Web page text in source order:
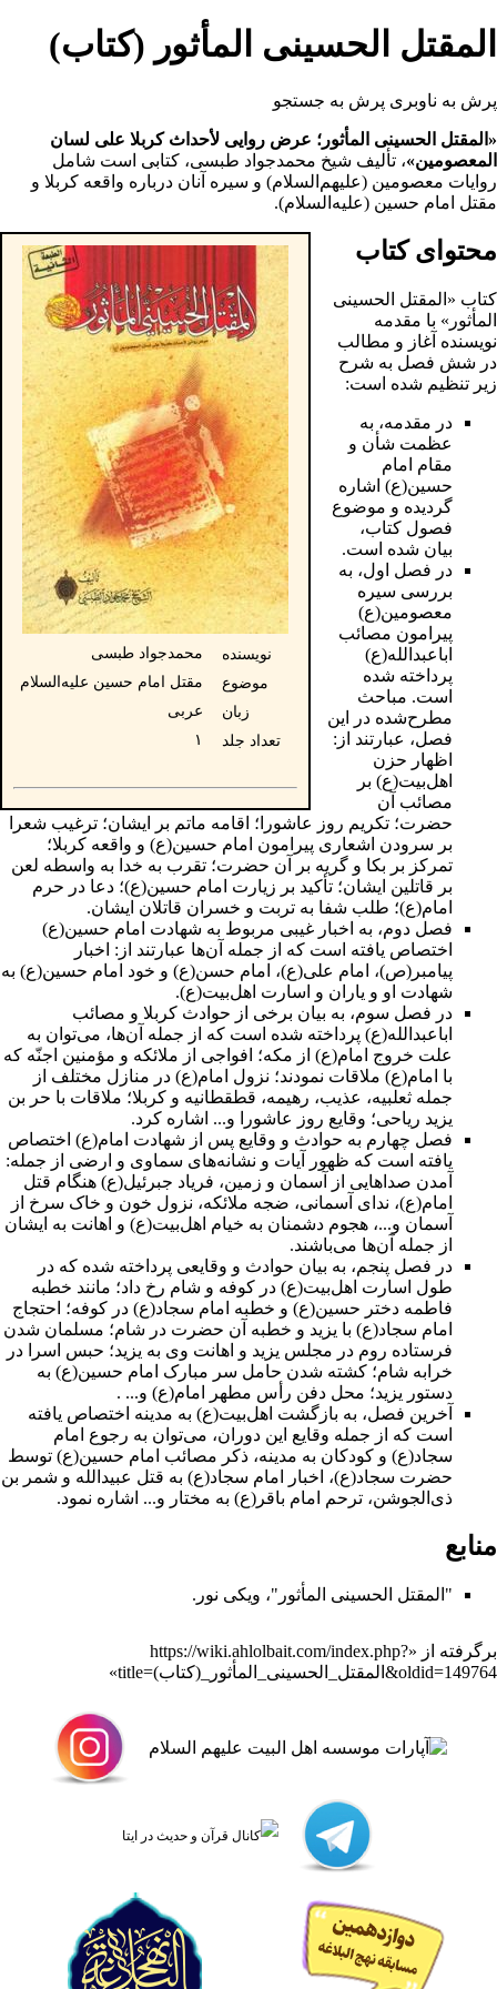
المقتل الحسینی المأثور (کتاب)
پرش به ناوبری پرش به جستجو
«المقتل الحسینی المأثور؛ عرض روایی لأحداث کربلا علی لسان
المعصومین»، تألیف شیخ محمدجواد طبسی، کتابی است شامل
روایات معصومین (علیهم‌السلام) و سیره آنان درباره واقعه کربلا و
مقتل امام حسین (علیه‌السلام).
نویسنده
محمدجواد طبسی
موضوع
مقتل امام حسین علیه‌السلام
زبان
عربی
تعداد جلد
۱
محتوای کتاب
کتاب «المقتل الحسینی
المأثور» با مقدمه
نویسنده آغاز و مطالب
در شش فصل به شرح
زیر تنظیم شده است:
در مقدمه، به
عظمت شأن و
مقام امام
حسین(ع) اشاره
گردیده و موضوع
فصول کتاب،
بیان شده است.
در فصل اول، به
بررسی سیره
معصومین(ع)
پیرامون مصائب
اباعبدالله(ع)
پرداخته شده
است. مباحث
مطرح‌شده در این
فصل، عبارتند از:
اظهار حزن
اهل‌بیت(ع) بر
مصائب آن
حضرت؛ تکریم روز عاشورا ؛ اقامه ماتم بر ایشان؛ ترغیب شعرا
بر سرودن اشعاری پیرامون امام حسین(ع) و واقعه کربلا؛
تمرکز بر بکا و گریه بر آن حضرت؛ تقرب به خدا به واسطه لعن
بر قاتلین ایشان؛ تأکید بر زیارت امام حسین(ع)؛ دعا در حرم
امام(ع)؛ طلب شفا به تربت و خسران قاتلان ایشان.
فصل دوم، به اخبار غیبی مربوط به شهادت امام حسین(ع)
اختصاص یافته است که از جمله آن‌ها عبارتند از: اخبار
پیامبر (ص)، امام على(ع)، امام حسن(ع) و خود امام حسین(ع) به
شهادت او و یاران و اسارت اهل‌بیت(ع).
در فصل سوم، به بیان برخی از حوادث کربلا و مصائب
اباعبدالله(ع) پرداخته شده است که از جمله آن‌ها، می‌توان به
علت خروج امام(ع) از مکه؛ افواجی از ملائکه و مؤمنین اجنّه که
با امام(ع) ملاقات نمودند؛ نزول امام(ع) در منازل مختلف از
جمله ثعلبیه، عذیب، رهیمه، قطقطانیه و کربلا؛ ملاقات با حر بن
یزید ریاحی؛ وقایع روز عاشورا و... اشاره کرد.
فصل چهارم به حوادث و وقایع پس از شهادت امام(ع) اختصاص
یافته است که ظهور آیات و نشانه‌های سماوی و ارضی از جمله:
آمدن صداهایی از آسمان و زمین، فریاد جبرئیل(ع) هنگام قتل
امام(ع)، ندای آسمانی، ضجه ملائکه، نزول خون و خاک سرخ از
آسمان و...، هجوم دشمنان به خیام اهل‌بیت(ع) و اهانت به ایشان
از جمله آن‌ها می‌باشند.
در فصل پنجم، به بیان حوادث و وقایعی پرداخته شده که در
طول اسارت اهل‌بیت(ع) در کوفه و شام رخ داد؛ مانند خطبه
فاطمه دختر حسین(ع) و خطبه امام سجاد(ع) در کوفه؛ احتجاج
امام سجاد(ع) با یزید و خطبه آن حضرت در شام؛ مسلمان شدن
فرستاده روم در مجلس یزید و اهانت وی به یزید؛ حبس اسرا در
خرابه شام؛ کشته شدن حامل سر مبارک امام حسین(ع) به
دستور یزید؛ محل دفن رأس مطهر امام(ع) و... .
آخرین فصل، به بازگشت اهل‌بیت(ع) به مدینه اختصاص یافته
است که از جمله وقایع این دوران، می‌توان به رجوع امام
سجاد(ع) و کودکان به مدینه، ذکر مصائب امام حسین(ع) توسط
حضرت سجاد(ع)، اخبار امام سجاد(ع) به قتل عبیدالله و شمر بن
ذی‌الجوشن، ترحم امام باقر (ع) به مختار و... اشاره نمود.
منابع
"المقتل الحسینی المأثور"، ویکی نور.
برگرفته از «https://wiki.ahlolbait.com/index.php?
title=المقتل_الحسینی_المأثور_(کتاب)&oldid=149764
»